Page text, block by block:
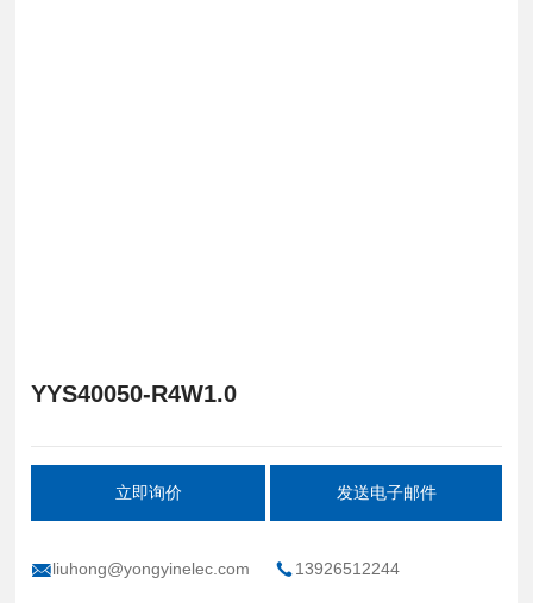
YYS40050-R4W1.0
立即询价 发送电子邮件
liuhong@yongyinelec.com 13926512244